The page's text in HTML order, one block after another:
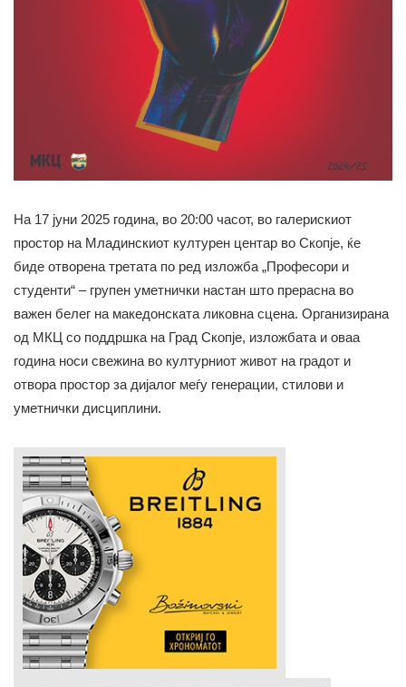
На 17 јуни 2025 година, во 20:00 часот, во галерискиот
простор на Младинскиот културен центар во Скопје, ќе
биде отворена третата по ред изложба „Професори и
студенти“ – групен уметнички настан што прерасна во
важен белег на македонската ликовна сцена. Организирана
од МКЦ со поддршка на Град Скопје, изложбата и оваа
година носи свежина во културниот живот на градот и
отвора простор за дијалог меѓу генерации, стилови и
уметнички дисциплини.